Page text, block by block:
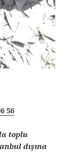
56
toplu
dışına